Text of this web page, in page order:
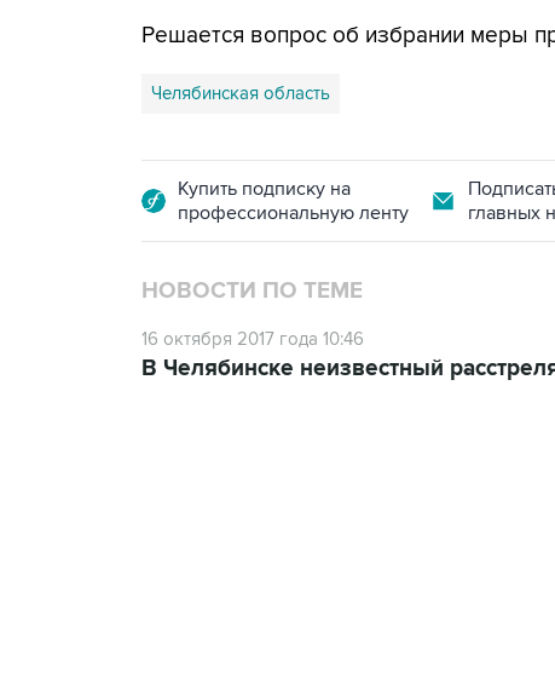
Решается вопрос об избрании меры
Челябинская область
Купить подписку на
профессиональную ленту
главных
НОВОСТИ ПО ТЕМЕ
16 октября 2017 года 10:46
В Челябинске неизвестный